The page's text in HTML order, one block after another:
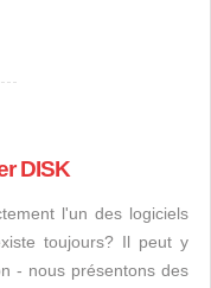
DISK
l'un des logiciels
toujours? Il peut y
- nous présentons des